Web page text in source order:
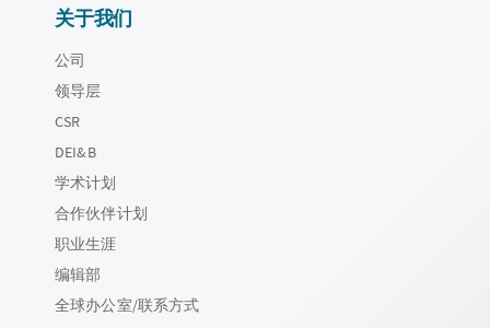
关于我们
公司
领导层
CSR
DEI&B
学术计划
合作伙伴计划
职业生涯
编辑部
全球办公室/联系方式